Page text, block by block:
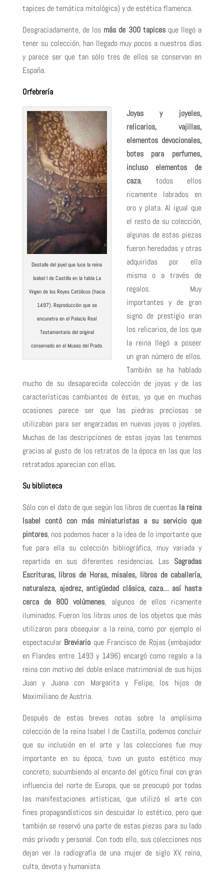
tapices de temática mitológica) y de estética flamenca.
Desgraciadamente, de los más de 300 tapicesque llegó a
tener su colección, han llegado muy pocos a nuestros días
y parece ser que tan sólo tres de ellos se conservan en
España.
Orfebrería
Destalle del joyel que luce la reina
Isabel I de Castilla en la tabla La
Virgen de los Reyes Católicos (hacia
1497). Reproducción que se
encunetra en el Palacio Real
Testamentario del original
conservado en el Museo del Prado.
Joyas y joyeles,
relicarios, vajillas,
elementos devocionales,
botes para perfumes,
incluso elementos de
caza, todos ellos
ricamente labrados en
oro y plata. Al igual que
el resto de su colección,
algunas de estas piezas
fueron heredadas y otras
adquiridas por ella
misma o a través de
regalos. Muy
importantes y de gran
signo de prestigio eran
los relicarios, de los que
la reina llegó a poseer
un gran número de ellos.
También se ha hablado
mucho de su desaparecida colección de joyas y de las
características cambiantes de éstas, ya que en muchas
ocasiones parece ser que las piedras preciosas se
utilizaban para ser engarzadas en nuevas joyas o joyeles.
Muchas de las descripciones de estas joyas las tenemos
gracias al gusto de los retratos de la época en las que los
retratados aparecían con ellas.
Su biblioteca
Sólo con el dato de que según los libros de cuentas la reina
Isabel contó con más miniaturistas a su servicio que
pintores, nos podemos hacer a la idea de lo importante que
fue para ella su colección bibliográfica, muy variada y
repartida en sus diferentes residencias. Las Sagradas
Escrituras, libros de Horas, misales, libros de caballería,
naturaleza, ajedrez, antigüedad clásica, caza… así hasta
cerca de 800 volúmenes, algunos de ellos ricamente
iluminados. Fueron los libros unos de los objetos que más
utilizaron para obsequiar a la reina, como por ejemplo el
espectacular Breviario que Francisco de Rojas (embajador
en Flandes entre 1493 y 1496) encargó como regalo a la
reina con motivo del doble enlace matrimonial de sus hijos
Juan y Juana con Margarita y Felipe, los hijos de
Maximiliano de Austria.
Después de estas breves notas sobre la amplísima
colección de la reina Isabel I de Castilla, podemos concluir
que su inclusión en el arte y las colecciones fue muy
importante en su época, tuvo un gusto estético muy
concreto, sucumbiendo al encanto del gótico final con gran
influencia del norte de Europa, que se preocupó por todas
las manifestaciones artísticas, que utilizó el arte con
fines propagandísticos sin descuidar lo estético, pero que
también se reservó una parte de estas piezas para su lado
más privado y personal. Con todo ello, sus colecciones nos
dejan ver la radiografía de una mujer de siglo XV, reina,
culta, devota y humanista.